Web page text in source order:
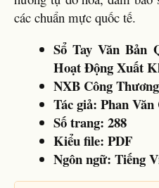
các chuẩn mực quốc tế.
Sổ Tay Văn Bản
Hoạt Động Xuất
NXB Công
Tác giả: Phan
Số trang: 288
Kiểu file: PDF
Ngôn ngữ: Tiếng